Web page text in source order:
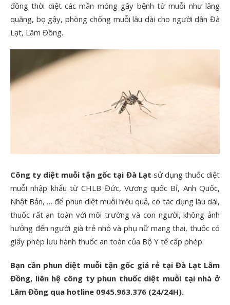
đồng thời diệt các mần móng gây bệnh từ muỗi như lăng
quăng, bọ gậy, phòng chống muỗi lâu dài cho người dân Đà
Lạt, Lâm Đồng.
Công ty diệt muỗi tận gốc tại Đà Lạt sử dụng thuốc diệt
muỗi nhập khẩu từ CHLB Đức, Vương quốc Bỉ, Anh Quốc,
Nhật Bản, … để phun diệt muỗi hiệu quả, có tác dụng lâu dài,
thuốc rất an toàn với môi trường và con người, không ảnh
hưởng đến người già trẻ nhỏ và phụ nữ mang thai, thuốc có
giấy phép lưu hành thuốc an toàn của Bộ Y tế cấp phép.
Bạn cần phun diệt muỗi tận gốc giá rẻ tại Đà Lạt Lâm
Đồng, liên hệ công ty phun thuốc diệt muỗi tại nhà ở
Lâm Đồng qua hotline 0945.963.376 (24/24H).